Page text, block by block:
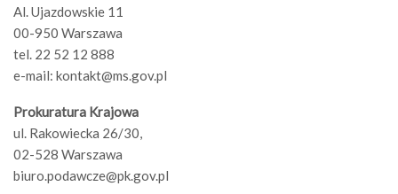
Al. Ujazdowskie 11
00-950 Warszawa
tel. 22 52 12 888
e-mail: kontakt@ms.gov.pl
Prokuratura Krajowa
ul. Rakowiecka 26/30,
02-528 Warszawa
biuro.podawcze@pk.gov.pl